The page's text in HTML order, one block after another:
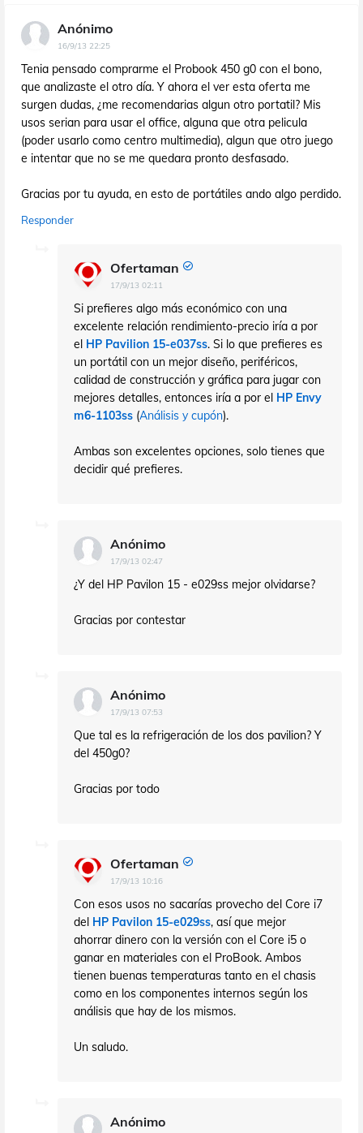
Anónimo
16/9/13 22:25
Tenia pensado comprarme el Probook 450 g0 con el bono,
que analizaste el otro día. Y ahora el ver esta oferta me
surgen dudas, ¿me recomendarias algun otro portatil? Mis
usos serian para usar el office, alguna que otra pelicula
(poder usarlo como centro multimedia), algun que otro juego
e intentar que no se me quedara pronto desfasado.
Gracias por tu ayuda, en esto de portátiles ando algo perdido.
Responder
Ofertaman
17/9/13 02:11
Si prefieres algo más económico con una
excelente relación rendimiento-precio iría a por
el HP Pavilion 15-e037ss. Si lo que prefieres es
un portátil con un mejor diseño, periféricos,
calidad de construcción y gráfica para jugar con
mejores detalles, entonces iría a por el HP Envy
m6-1103ss (Análisis y cupón).
Ambas son excelentes opciones, solo tienes que
decidir qué prefieres.
Anónimo
17/9/13 02:47
¿Y del HP Pavilon 15 - e029ss mejor olvidarse?
Gracias por contestar
Anónimo
17/9/13 07:53
Que tal es la refrigeración de los dos pavilion? Y
del 450g0?
Gracias por todo
Ofertaman
17/9/13 10:16
Con esos usos no sacarías provecho del Core i7
del HP Pavilon 15-e029ss, así que mejor
ahorrar dinero con la versión con el Core i5 o
ganar en materiales con el ProBook. Ambos
tienen buenas temperaturas tanto en el chasis
como en los componentes internos según los
análisis que hay de los mismos.
Un saludo.
Anónimo